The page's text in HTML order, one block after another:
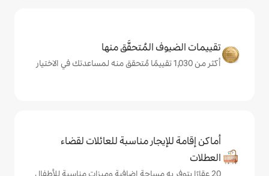
المُتحقَّق منها
مناسبة للعائلات لقضاء